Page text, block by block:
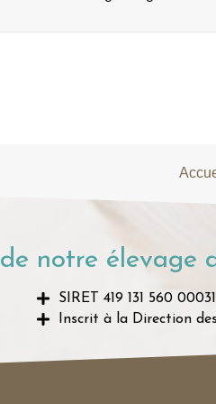
de notre élevage
SIRET 419 131 560 00031
Inscrit à la Direction